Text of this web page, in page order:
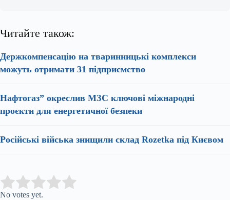
Читайте також:
Держкомпенсацію на тваринницькі комплекси
можуть отримати 31 підприємство
Нафтогаз” окреслив МЗС ключові міжнародні
проєкти для енергетичної безпеки
Російські війська знищили склад Rozetka під Києвом
Rate this item:
No votes yet.